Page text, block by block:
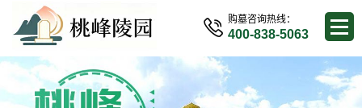
购墓咨询热线：
400-838-5063